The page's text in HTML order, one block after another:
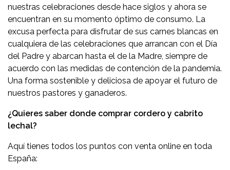
nuestras celebraciones desde hace siglos y ahora se
encuentran en su momento óptimo de consumo. La
excusa perfecta para disfrutar de sus carnes blancas en
cualquiera de las celebraciones que arrancan con el Día
del Padre y abarcan hasta el de la Madre, siempre de
acuerdo con las medidas de contención de la pandemia.
Una forma sostenible y deliciosa de apoyar el futuro de
nuestros pastores y ganaderos.
¿Quieres saber donde comprar cordero y cabrito
lechal?
Aquí tienes todos los puntos con venta online en toda
España: